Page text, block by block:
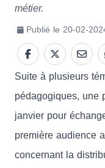
métier.
Publié le 20-02-
Suite à plusieurs
pédagogiques, une
janvier pour
première audience
concernant la